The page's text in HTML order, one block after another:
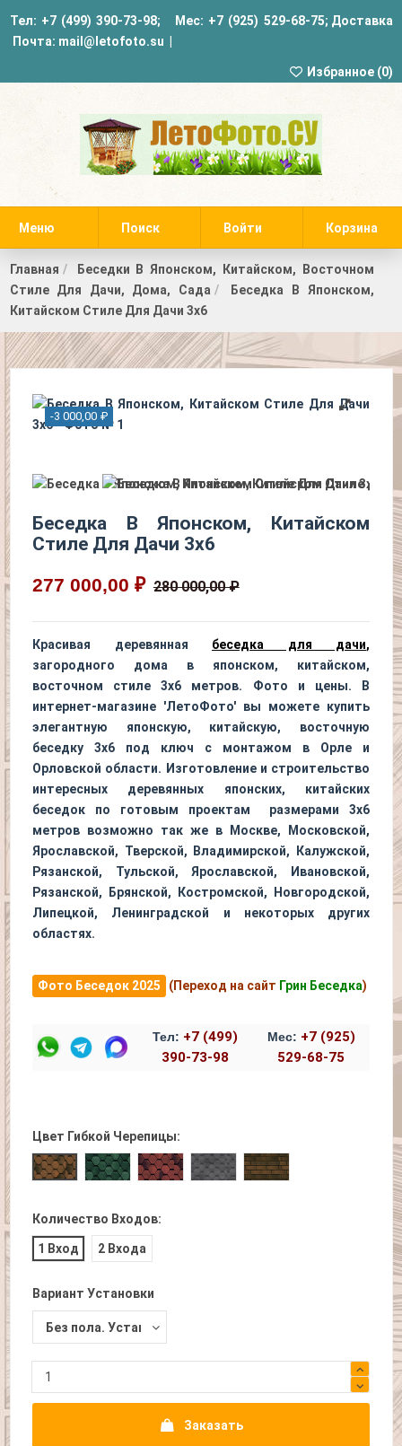
Тел: +7 (499) 390-73-98; Мес: +7 (925) 529-68-75;
Почта: mail@letofoto.su
Доставка
Избранное (0)
Меню Поиск Войти Корзина
Главная
Беседки В Японском, Китайском, Восточном
Стиле Для Дачи, Дома, Сада
Беседка В Японском,
Китайском Стиле Для Дачи 3х6
-3 000,00 ₽
Беседка В Японском, Китайском
Стиле Для Дачи 3х6
277 000,00 ₽ 280 000,00 ₽
Красивая деревянная беседка для дачи,
загородного дома в японском, китайском,
восточном стиле 3х6 метров. Фото и цены. В
интернет-магазине 'ЛетоФото' вы можете купить
элегантную японскую, китайскую, восточную
беседку 3х6 под ключ с монтажом в Орле и
Орловской области. Изготовление и строительство
интересных деревянных японских, китайских
беседок по готовым проектам размерами 3х6
метров возможно так же в Москве, Московской,
Ярославской, Тверской, Владимирской, Калужской,
Рязанской, Тульской, Ярославской, Ивановской,
Рязанской, Брянской, Костромской, Новгородской,
Липецкой, Ленинградской и некоторых других
областях.
Фото Беседок 2025 (Переход на сайт Грин Беседка)
Тел: +7 (499)
390-73-98
Мес: +7 (925)
529-68-75
Цвет Гибкой Черепицы:
Прима Коричневая
Прима ЗеленаяПрима Темно-Красная
Прима СераяТрио Коричневая
Количество Входов:
1 Вход 2 Входа
Вариант Установки
Заказать